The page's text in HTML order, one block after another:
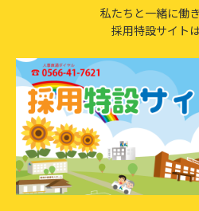
私たちと一緒に働
採用特設サイト